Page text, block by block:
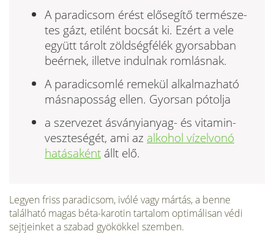
A paradicsom érést elősegítő természe­
tes gázt, etilént bocsát ki. Ezért a vele
együtt tárolt zöldségfélék gyorsabban
beérnek, illetve indulnak romlásnak.
A paradicsomlé remekül alkalmazható
másnaposság ellen. Gyorsan pótolja
a szervezet ásványianyag- és vitamin­
veszteségét, ami az alkohol vízelvonó
hatásaként állt elő.
Legyen friss paradicsom, ivólé vagy mártás, a benne
található magas béta-karotin tartalom op­timálisan védi
sejtjeinket a sza­bad gyökökkel szemben.